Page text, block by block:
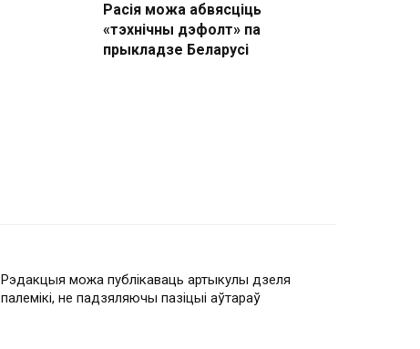
Расія можа абвясціць
«тэхнічны дэфолт» па
прыкладзе Беларусі
Рэдакцыя можа публікаваць артыкулы дзеля
палемікі, не падзяляючы пазіцыі аўтараў